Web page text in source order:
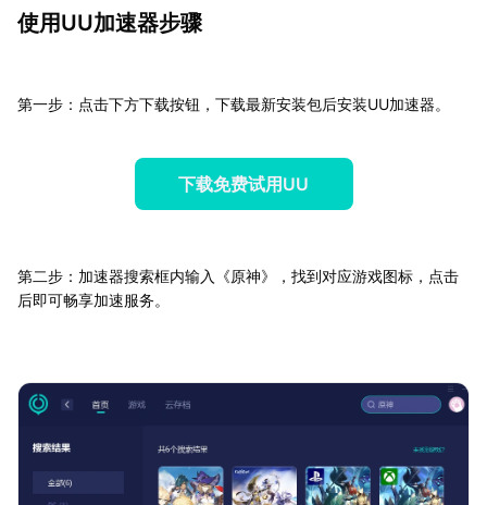
使用UU加速器步骤
第一步：点击下方下载按钮，下载最新安装包后安装UU加速器。
下载免费试用UU
第二步：加速器搜索框内输入《原神》，找到对应游戏图标，点击
后即可畅享加速服务。